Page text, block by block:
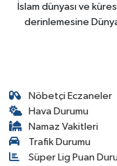
İslam dünyası ve
derinlemesine
Nöbetçi Eczaneler
Hava Durumu
Namaz Vakitleri
Trafik Durumu
Süper Lig Puan